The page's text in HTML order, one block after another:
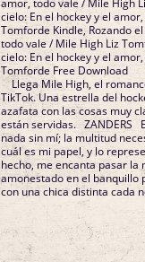
cielo: En el hockey y el
Tomforde Kindle, Rozando
todo vale / Mile High Liz
cielo: En el hockey y el
Tomforde Free Download
Llega Mile High, el
TikTok. Una estrella del
azafata con las cosas muy
están servidas. ZANDERS
nada sin mí; la multitud
cuál es mi papel, y lo
hecho, me encanta pasar
amonestado en el banquillo
con una chica distinta cada